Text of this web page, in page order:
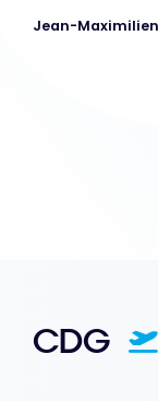
Jean-
CDG